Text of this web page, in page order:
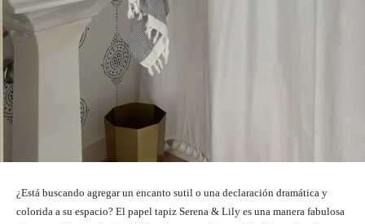
¿Está buscando agregar un encanto sutil o una declaración dramática y
colorida a su espacio? El papel tapiz Serena & Lily es una manera fabulosa